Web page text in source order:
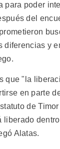
para poder
del
diferencias y
que "la
en parte
de
liberado
Alatas.